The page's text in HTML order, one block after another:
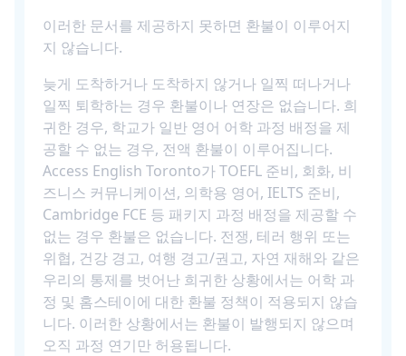
이러한 문서를 제공하지 못하면 환불이 이루어지
지 않습니다.
늦게 도착하거나 도착하지 않거나 일찍 떠나거나
일찍 퇴학하는 경우 환불이나 연장은 없습니다. 희
귀한 경우, 학교가 일반 영어 어학 과정 배정을 제
공할 수 없는 경우, 전액 환불이 이루어집니다.
Access English Toronto가 TOEFL 준비, 회화, 비
즈니스 커뮤니케이션, 의학용 영어, IELTS 준비,
Cambridge FCE 등 패키지 과정 배정을 제공할 수
없는 경우 환불은 없습니다. 전쟁, 테러 행위 또는
위협, 건강 경고, 여행 경고/권고, 자연 재해와 같은
우리의 통제를 벗어난 희귀한 상황에서는 어학 과
정 및 홈스테이에 대한 환불 정책이 적용되지 않습
니다. 이러한 상황에서는 환불이 발행되지 않으며
오직 과정 연기만 허용됩니다.